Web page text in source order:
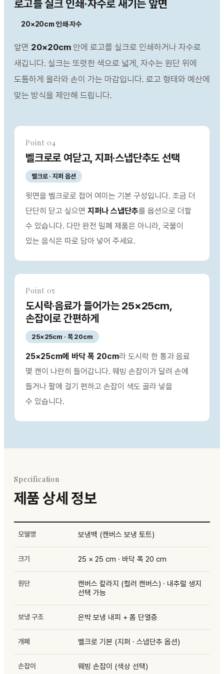
로고를 실크 인쇄·자수로 새기는 앞면
20×20cm 인쇄·자수
앞면 20×20cm 안에 로고를 실크로 인쇄하거나 자수로
새깁니다. 실크는 또렷한 색으로 넓게, 자수는 원단 위에
도톰하게 올라와 손이 가는 마감입니다. 로고 형태와 예산에
맞는 방식을 제안해 드립니다.
Point 04
벨크로로 여닫고, 지퍼·스냅단추도 선택
벨크로 · 지퍼 옵션
윗면을 벨크로로 접어 여미는 기본 구성입니다. 조금 더
단단히 닫고 싶으면 지퍼나 스냅단추를 옵션으로 더할
수 있습니다. 다만 완전 밀폐 제품은 아니라, 국물이
있는 음식은 따로 담아 넣어 주세요.
Point 05
도시락·음료가 들어가는 25×25cm,
손잡이로 간편하게
25×25cm · 폭 20cm
25×25cm에 바닥 폭 20cm라 도시락 한 통과 음료
몇 캔이 나란히 들어갑니다. 웨빙 손잡이가 달려 손에
들거나 팔에 걸기 편하고 손잡이 색도 골라 넣을
수 있습니다.
Specification
제품 상세 정보
모델명 보냉백 (캔버스 보냉 토트)
크기 25 × 25 cm · 바닥 폭 20 cm
원단
캔버스 칼라지 (컬러 캔버스) · 내추럴 생지
선택 가능
보냉 구조 은박 보냉 내피 + 폼 단열층
개폐 벨크로 기본 (지퍼 · 스냅단추 옵션)
손잡이 웨빙 손잡이 (색상 선택)